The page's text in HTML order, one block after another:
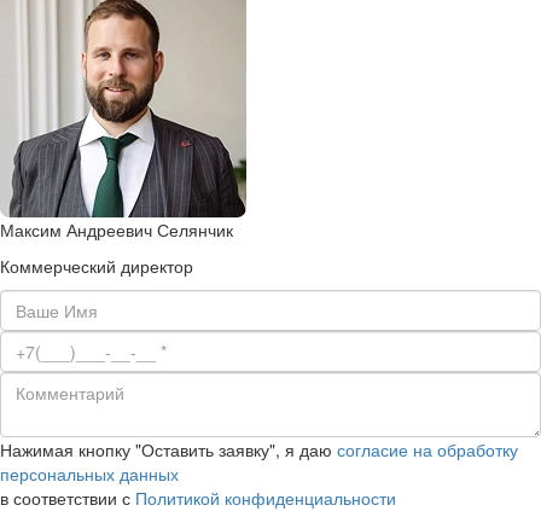
Максим Андреевич Селянчик
Коммерческий директор
Нажимая кнопку "Оставить заявку", я даю согласие на обработку
персональных данных
в соответствии с Политикой конфиденциальности